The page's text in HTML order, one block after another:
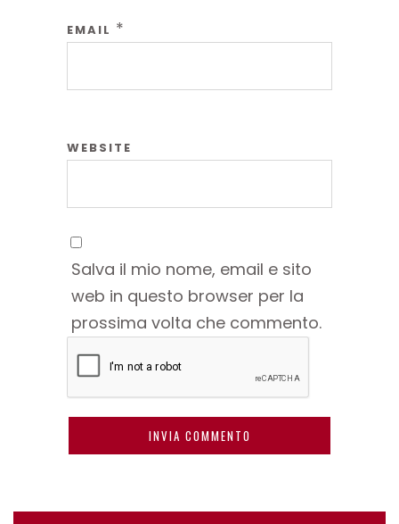
EMAIL *
WEBSITE
Salva il mio nome, email e sito
web in questo browser per la
prossima volta che commento.